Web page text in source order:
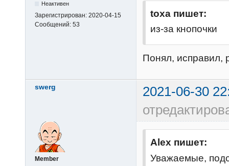
Неактивен
Зарегистрирован: 2020-04-15
Сообщений: 53
toxa пишет:
из-за кнопочки
Понял, исправил,
swerg
2021-06-30
Member
Alex пишет:
Уважаемые,